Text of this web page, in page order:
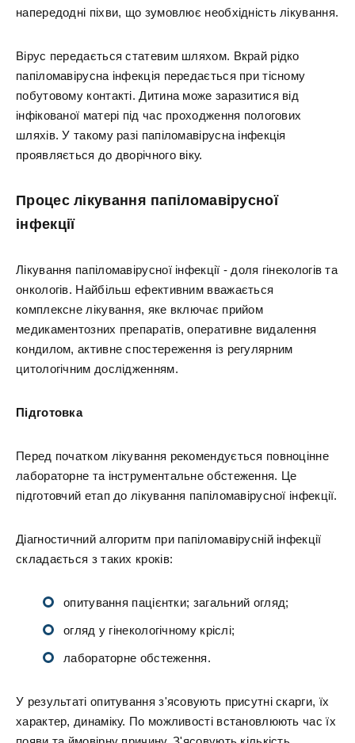
напередодні піхви, що зумовлює необхідність лікування.
Вірус передається статевим шляхом. Вкрай рідко
папіломавірусна інфекція передається при тісному
побутовому контакті. Дитина може заразитися від
інфікованої матері під час проходження пологових
шляхів. У такому разі папіломавірусна інфекція
проявляється до дворічного віку.
Процес лікування папіломавірусної
інфекції
Лікування папіломавірусної інфекції - доля гінекологів та
онкологів. Найбільш ефективним вважається
комплексне лікування, яке включає прийом
медикаментозних препаратів, оперативне видалення
кондилом, активне спостереження із регулярним
цитологічним дослідженням.
Підготовка
Перед початком лікування рекомендується повноцінне
лабораторне та інструментальне обстеження. Це
підготовчий етап до лікування папіломавірусної інфекції.
Діагностичний алгоритм при папіломавірусній інфекції
складається з таких кроків:
опитування пацієнтки; загальний огляд;
огляд у гінекологічному кріслі;
лабораторне обстеження.
У результаті опитування з'ясовують присутні скарги, їх
характер, динаміку. По можливості встановлюють час їх